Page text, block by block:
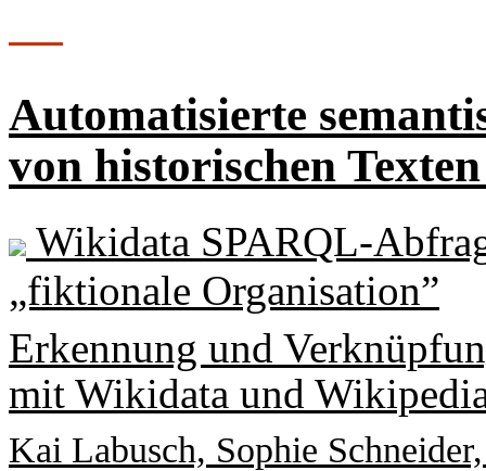
Automatisierte
von historischen
Wikidata SPARQL-
„fiktionale Organisation”
Erkennung und
mit Wikidata und
Kai Labusch, Sophie